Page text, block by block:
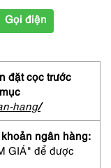
Gọi điện
đặt cọc trước
hang/
ngân hàng:
GIÁ" để được